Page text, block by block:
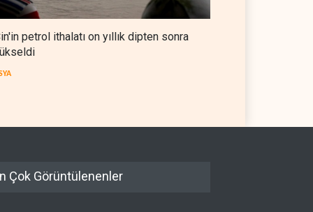
petrol ithalatı on yıllık dipten sonra
Çok Görüntülenenler